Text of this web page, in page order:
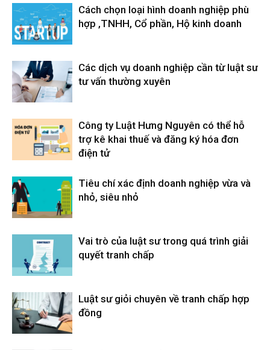
Cách chọn loại hình doanh nghiệp phù
hợp ,TNHH, Cổ phần, Hộ kinh doanh
Các dịch vụ doanh nghiệp cần từ luật sư
tư vấn thường xuyên
Công ty Luật Hưng Nguyên có thể hỗ
trợ kê khai thuế và đăng ký hóa đơn
điện tử
Tiêu chí xác định doanh nghiệp vừa và
nhỏ, siêu nhỏ
Vai trò của luật sư trong quá trình giải
quyết tranh chấp
Luật sư giỏi chuyên về tranh chấp hợp
đồng